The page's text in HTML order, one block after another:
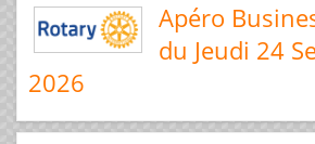
Apéro
du Jeudi 24
2026